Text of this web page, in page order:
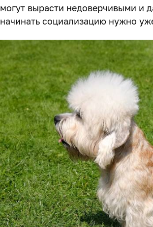
могут вырасти недоверчивыми и
начинать социализацию нужно